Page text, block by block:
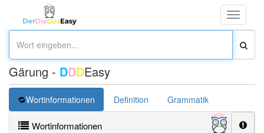
Toggle
Gärung - DDDEasy
Wortinformationen Definition Grammatik
Wortinformationen